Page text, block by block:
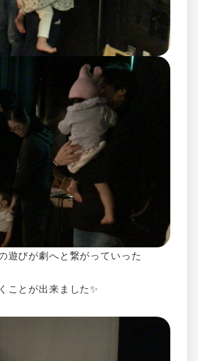
遊びが劇へと繋がっていった
ことが出来ました✨